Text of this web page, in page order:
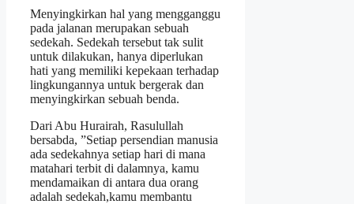
Menyingkirkan hal yang mengganggu
pada jalanan merupakan sebuah
sedekah. Sedekah tersebut tak sulit
untuk dilakukan, hanya diperlukan
hati yang memiliki kepekaan terhadap
lingkungannya untuk bergerak dan
menyingkirkan sebuah benda.
Dari Abu Hurairah, Rasulullah
bersabda, ”Setiap persendian manusia
ada sedekahnya setiap hari di mana
matahari terbit di dalamnya, kamu
mendamaikan di antara dua orang
adalah sedekah,kamu membantu